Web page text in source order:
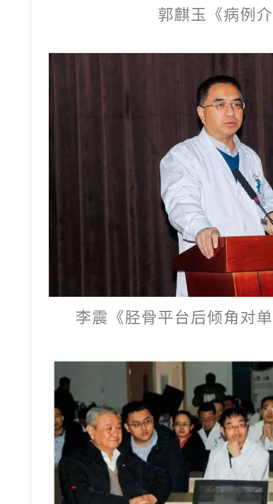
郭麒玉《病例
李震《胫骨平台后倾角对